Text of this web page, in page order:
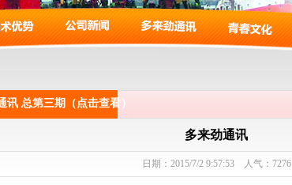
讯 总第三期（点击查看）
多来劲通讯
日期：2015/7/2 9:57:53 人气：7276